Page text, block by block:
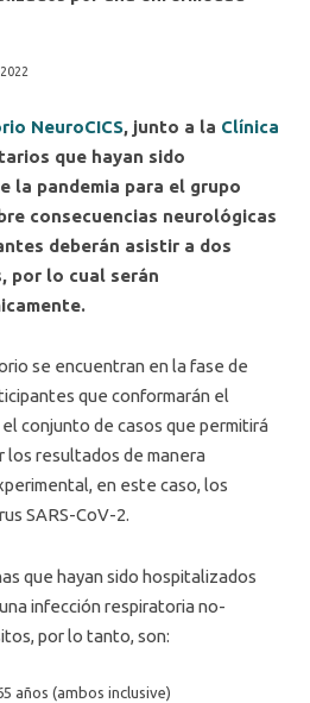
NeuroCICS, junto a la Clínica
que hayan sido
la pandemia para el grupo
consecuencias neurológicas
deberán asistir a dos
por lo cual serán
se encuentran en la fase de
que conformarán el
el conjunto de casos que permitirá
los resultados de manera
en este caso, los
SARS-CoV-2.
que hayan sido hospitalizados
infección respiratoria no-
por lo tanto, son:
años (ambos inclusive)